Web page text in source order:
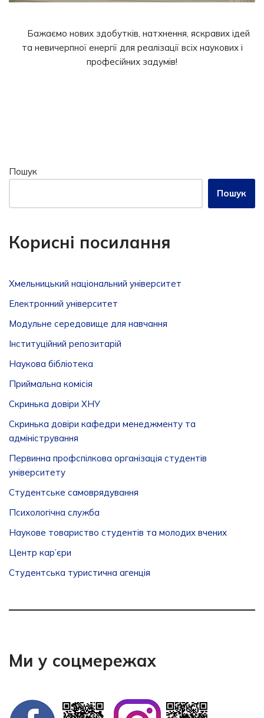
Бажаємо нових здобутків, натхнення, яскравих ідей
та невичерпної енергії для реалізації всіх наукових і
професійних задумів!
Пошук
Пошук
Корисні посилання
Хмельницький національний університет
Електронний університет
Модульне середовище для навчання
Інституційний репозитарій
Наукова бібліотека
Приймальна комісія
Скринька довіри ХНУ
Скринька довіри кафедри менеджменту та
адміністрування
Первинна профспілкова організація студентів
університету
Студентське самоврядування
Психологічна служба
Наукове товариство студентів та молодих вчених
Центр кар’єри
Студентська туристична агенція
Ми у соцмережах